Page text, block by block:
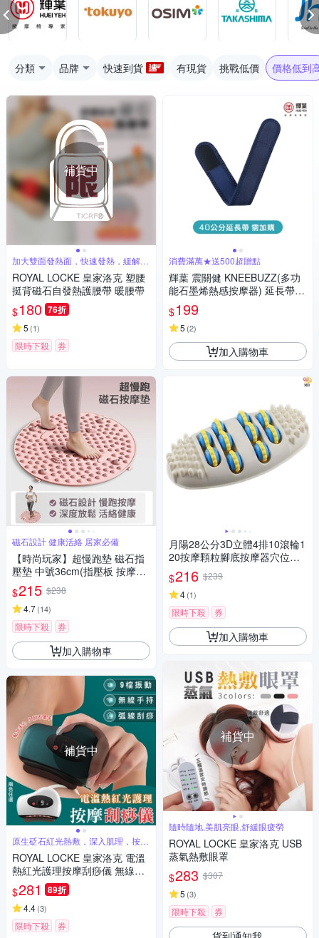
分類 品牌 快速到貨 有現貨 挑戰低價 價格低到
補貨中
加大雙面發熱面，快速發熱，緩解腰
部疲勞
ROYAL LOCKE 皇家洛克 塑腰
挺背磁石自發熱護腰帶 暖腰帶
$180 76折
5 (1)
限時下殺 券
磁石設計 健康活絡 居家必備
【時尚玩家】超慢跑墊 磁石指
壓墊 中號36cm(指壓板 按摩腳
踏墊 足底按摩)
$215 $238
4.7(14)
限時下殺 券
加入購物車
補貨中
原生砭石紅光熱敷，深入肌理，按摩
舒緩
ROYAL LOCKE 皇家洛克 電溫
熱紅光護理按摩刮痧儀 無線手
持刮痧器 刮痧按摩器 砭石按摩
儀 紅光熱敷按摩 USB充電
$281 89折
4.4(3)
限時下殺 券
消費滿萬★送500超贈點
輝葉 震關健 KNEEBUZZ(多功
能石墨烯熱感按摩器) 延長帶-H
Y-762-BU-001
$199
5 (2)
加入購物車
月陽28公分3D立體4排10滾輪1
20按摩顆粒腳底按摩器穴位滾
輪按摩器(FM2813)
$216 $239
4(1)
限時下殺 券
加入購物車
補貨中
隨時隨地,美肌亮眼,舒緩眼疲勞
ROYAL LOCKE 皇家洛克 USB
蒸氣熱敷眼罩
$283 $307
5 (3)
限時下殺 券